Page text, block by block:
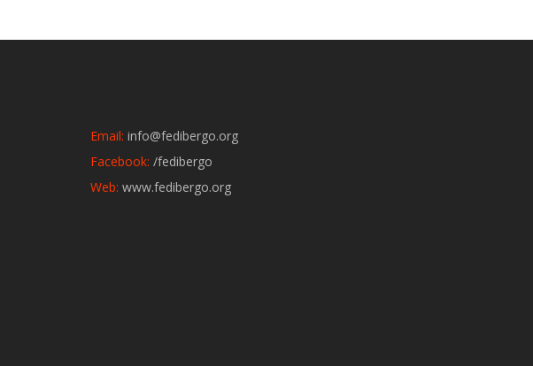
Email: info@fedibergo.org
Facebook: /fedibergo
Web: www.fedibergo.org